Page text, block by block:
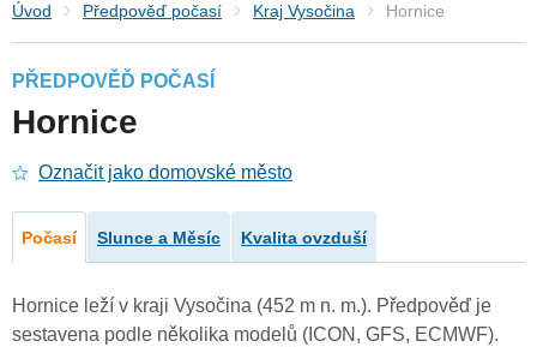
Úvod Předpověď počasí Kraj Vysočina Hornice
PŘEDPOVĚĎ POČASÍ
Hornice
Označit jako domovské město
Počasí Slunce a Měsíc Kvalita ovzduší
Hornice leží v kraji Vysočina (452 m n. m.). Předpověď je
sestavena podle několika modelů (ICON, GFS, ECMWF).